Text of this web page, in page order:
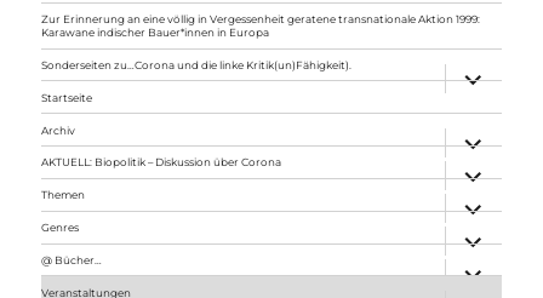
Zur Erinnerung an eine völlig in Vergessenheit geratene transnationale Aktion 1999:
Karawane indischer Bauer*innen in Europa
Sonderseiten zu…Corona und die linke Kritik(un)Fähigkeit).
anzeigen
Startseite
Archiv
anzeigen
AKTUELL: Biopolitik – Diskussion über Corona
anzeigen
Themen
anzeigen
Genres
anzeigen
@ Bücher…
Veranstaltungen